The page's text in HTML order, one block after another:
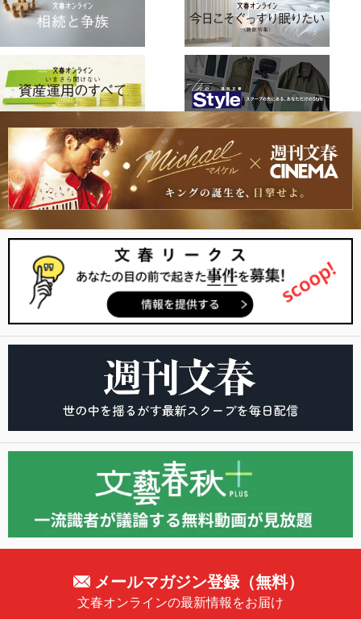
メールマガジン登録（無料）
文春オンラインの最新情報をお届け